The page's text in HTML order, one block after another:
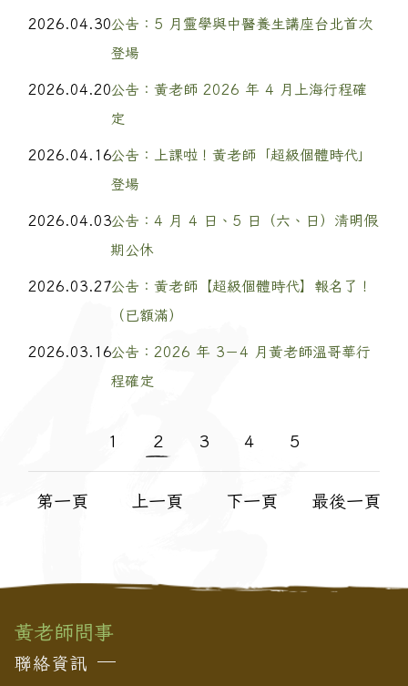
2026.04.30公告：5 月靈學與中醫養生講座台北首次
登場
2026.04.20公告：黃老師 2026 年 4 月上海行程確
定
2026.04.16公告：上課啦！黃老師「超級個體時代」
登場
2026.04.03公告：4 月 4 日、5 日（六、日）清明假
期公休
2026.03.27公告：黃老師【超級個體時代】報名了！
（已額滿）
2026.03.16公告：2026 年 3－4 月黃老師溫哥華行
程確定
1 2 3 4 5
第一頁 上一頁 下一頁 最後一頁
黃老師問事
聯絡資訊